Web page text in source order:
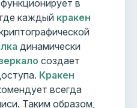
функционирует в
каждый кракен
динамически
создает
Кракен
всегда
Таким образом,